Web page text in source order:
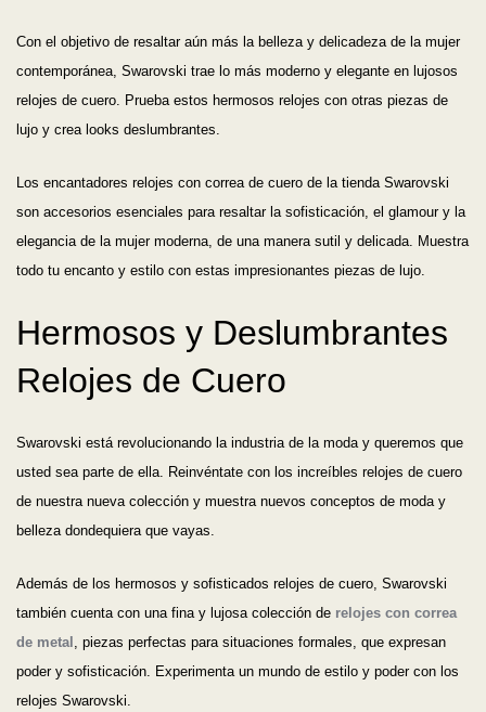
Con el objetivo de resaltar aún más la belleza y delicadeza de la mujer
contemporánea, Swarovski trae lo más moderno y elegante en lujosos
relojes de cuero. Prueba estos hermosos relojes con otras piezas de
lujo y crea looks deslumbrantes.
Los encantadores relojes con correa de cuero de la tienda Swarovski
son accesorios esenciales para resaltar la sofisticación, el glamour y la
elegancia de la mujer moderna, de una manera sutil y delicada. Muestra
todo tu encanto y estilo con estas impresionantes piezas de lujo.
Hermosos y Deslumbrantes
Relojes de Cuero
Swarovski está revolucionando la industria de la moda y queremos que
usted sea parte de ella. Reinvéntate con los increíbles relojes de cuero
de nuestra nueva colección y muestra nuevos conceptos de moda y
belleza dondequiera que vayas.
Además de los hermosos y sofisticados relojes de cuero, Swarovski
también cuenta con una fina y lujosa colección de relojes con correa
de metal
, piezas perfectas para situaciones formales, que expresan
poder y sofisticación. Experimenta un mundo de estilo y poder con los
relojes Swarovski.